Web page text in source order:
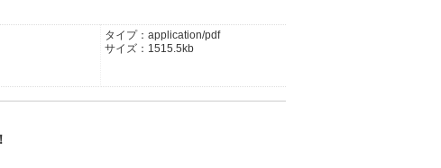
タイプ：application/pdf
サイズ：1515.5kb